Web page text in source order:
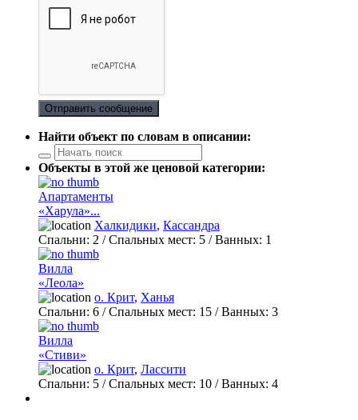
Отправить сообщение
Найти объект по словам в описании:
Объекты в этой же ценовой категории:
Апартаменты
«Харула»...
Халкидики, Кассандра
Спальни: 2 / Спальных мест: 5 /Ванных: 1
Вилла
«Леола»
о. Крит, Ханья
Спальни: 6 / Спальных мест: 15 /Ванных: 3
Вилла
«Стиви»
о. Крит, Лассити
Спальни: 5 / Спальных мест: 10 /Ванных: 4